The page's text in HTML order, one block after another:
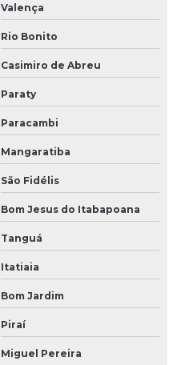
Valença
Rio Bonito
Casimiro de Abreu
Paraty
Paracambi
Mangaratiba
São Fidélis
Bom Jesus do Itabapoana
Tanguá
Itatiaia
Bom Jardim
Piraí
Miguel Pereira